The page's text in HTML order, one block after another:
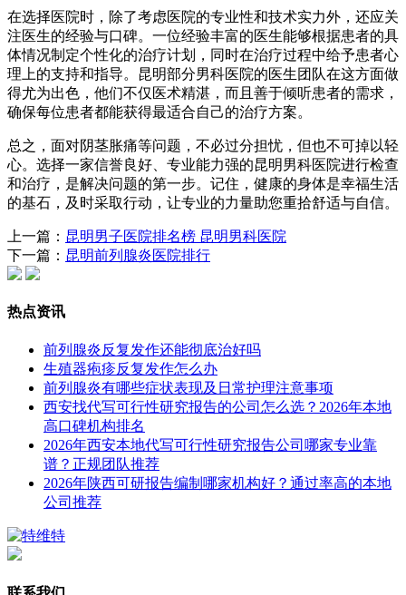
在选择医院时，除了考虑医院的专业性和技术实力外，还应关
注医生的经验与口碑。一位经验丰富的医生能够根据患者的具
体情况制定个性化的治疗计划，同时在治疗过程中给予患者心
理上的支持和指导。昆明部分男科医院的医生团队在这方面做
得尤为出色，他们不仅医术精湛，而且善于倾听患者的需求，
确保每位患者都能获得最适合自己的治疗方案。
总之，面对阴茎胀痛等问题，不必过分担忧，但也不可掉以轻
心。选择一家信誉良好、专业能力强的昆明男科医院进行检查
和治疗，是解决问题的第一步。记住，健康的身体是幸福生活
的基石，及时采取行动，让专业的力量助您重拾舒适与自信。
上一篇： 昆明男子医院排名榜 昆明男科医院
下一篇： 昆明前列腺炎医院排行
热点资讯
前列腺炎反复发作还能彻底治好吗
生殖器疱疹反复发作怎么办
前列腺炎有哪些症状表现及日常护理注意事项
西安找代写可行性研究报告的公司怎么选？2026年本地
高口碑机构排名
2026年西安本地代写可行性研究报告公司哪家专业靠
谱？正规团队推荐
2026年陕西可研报告编制哪家机构好？通过率高的本地
公司推荐